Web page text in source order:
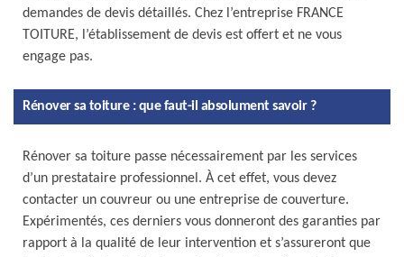
demandes de devis détaillés. Chez l’entreprise FRANCE
TOITURE, l’établissement de devis est offert et ne vous
engage pas.
Rénover sa toiture : que faut-il absolument savoir ?
Rénover sa toiture passe nécessairement par les services
d’un prestataire professionnel. À cet effet, vous devez
contacter un couvreur ou une entreprise de couverture.
Expérimentés, ces derniers vous donneront des garanties par
rapport à la qualité de leur intervention et s’assureront que